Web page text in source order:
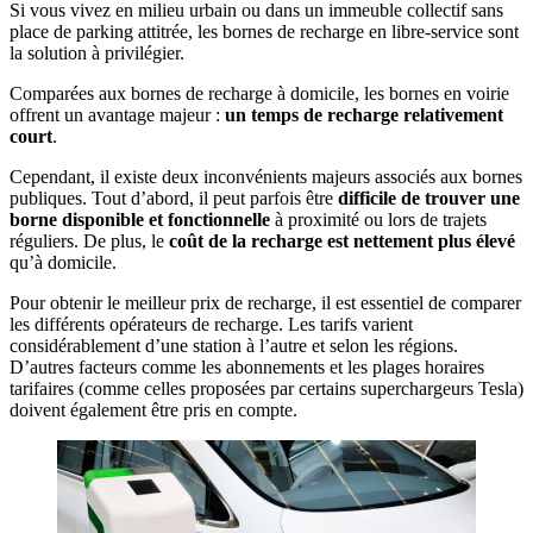
Si vous vivez en milieu urbain ou dans un immeuble collectif sans
place de parking attitrée, les bornes de recharge en libre-service sont
la solution à privilégier.
Comparées aux bornes de recharge à domicile, les bornes en voirie
offrent un avantage majeur : un temps de recharge relativement
court.
Cependant, il existe deux inconvénients majeurs associés aux bornes
publiques. Tout d’abord, il peut parfois être difficile de trouver une
borne disponible et fonctionnelle à proximité ou lors de trajets
réguliers. De plus, le coût de la recharge est nettement plus élevé
qu’à domicile.
Pour obtenir le meilleur prix de recharge, il est essentiel de comparer
les différents opérateurs de recharge. Les tarifs varient
considérablement d’une station à l’autre et selon les régions.
D’autres facteurs comme les abonnements et les plages horaires
tarifaires (comme celles proposées par certains superchargeurs Tesla)
doivent également être pris en compte.